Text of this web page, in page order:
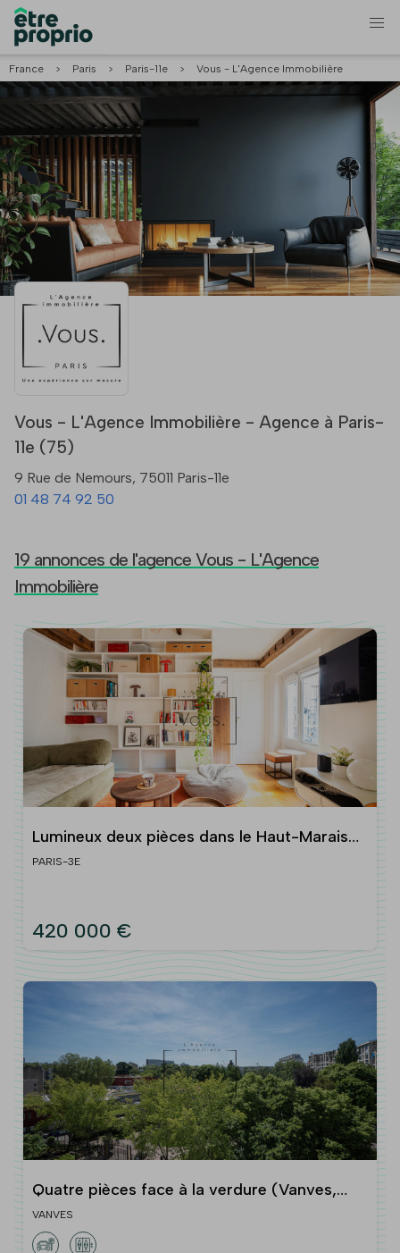
France > Paris > Paris-11e > Vous - L'Agence Immobilière
Vous - L'Agence Immobilière - Agence à Paris-
11e (75)
9 Rue de Nemours, 75011 Paris-11e
01 48 74 92 50
19 annonces de l'agence Vous - L'Agence
Immobilière
Lumineux deux pièces dans le Haut-Marais
(Paris IIIe)
PARIS-3E
420 000 €
Quatre pièces face à la verdure (Vanves,
Hauts-de-Seine)
VANVES